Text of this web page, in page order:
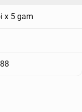
x 5 gam